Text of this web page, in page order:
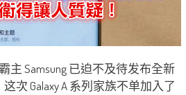
主 Samsung 已迫不及待发布全新
这次 Galaxy A 系列家族不单加入了